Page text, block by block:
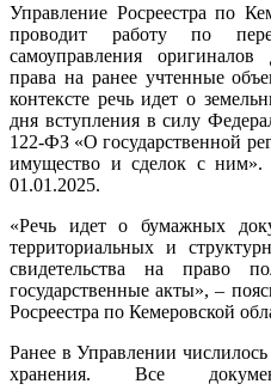
Управление Росреестра по
проводит работу по
самоуправления
права на ранее учтенные
контексте речь идет о
дня вступления в силу
122-ФЗ «О государственной
имущество и сделок с
01.01.2025.
«Речь идет о бумажных
территориальных и
свидетельства на право
государственные акты», –
Росреестра по Кемеровской
Ранее в Управлении
хранения. Все